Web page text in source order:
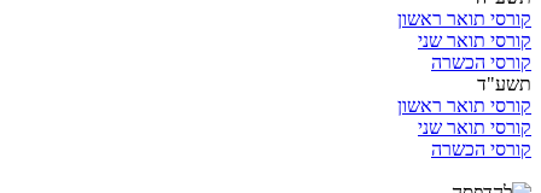
קורסי תואר ראשון
קורסי תואר שני
קורסי הכשרה
תשע"ד
קורסי תואר ראשון
קורסי תואר שני
קורסי הכשרה